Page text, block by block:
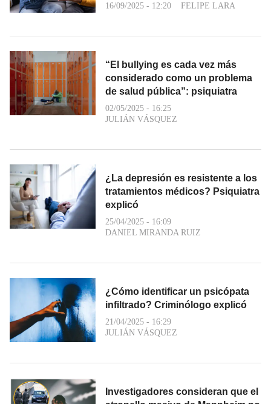
16/09/2025 - 12:20 FELIPE LARA
“El bullying es cada vez más
considerado como un problema
de salud pública”: psiquiatra
02/05/2025 - 16:25
JULIÁN VÁSQUEZ
¿La depresión es resistente a los
tratamientos médicos? Psiquiatra
explicó
25/04/2025 - 16:09
DANIEL MIRANDA RUIZ
¿Cómo identificar un psicópata
infiltrado? Criminólogo explicó
21/04/2025 - 16:29
JULIÁN VÁSQUEZ
Investigadores consideran que el